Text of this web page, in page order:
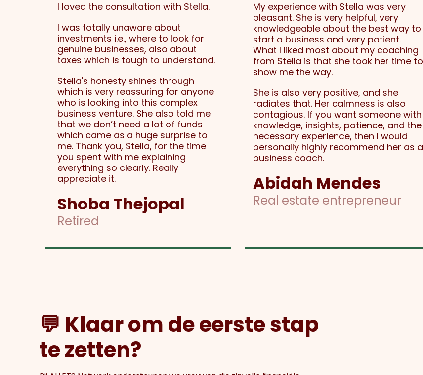
I loved the consultation with Stella.
I was totally unaware about
investments i.e., where to look for
genuine businesses, also about
taxes which is tough to understand.
Stella's honesty shines through
which is very reassuring for anyone
who is looking into this complex
business venture. She also told me
that we don’t need a lot of funds
which came as a huge surprise to
me. Thank you, Stella, for the time
you spent with me explaining
everything so clearly. Really
appreciate it.
Shoba Thejopal
Retired
My experience with Stella was very
pleasant. She is very helpful, very
knowledgeable about the best way to
start a business and very patient.
What I liked most about my coaching
from Stella is that she took her time to
show me the way.
She is also very positive, and she
radiates that. Her calmness is also
contagious. If you want someone with
knowledge, insights, patience, and the
necessary experience, then I would
personally highly recommend her as a
business coach.
Abidah Mendes
Real estate entrepreneur
💬 Klaar om de eerste stap
te zetten?